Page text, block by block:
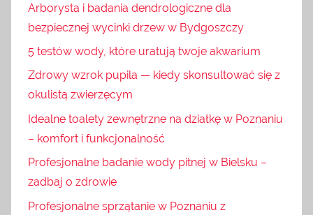
Arborysta i badania dendrologiczne dla
bezpiecznej wycinki drzew w Bydgoszczy
5 testów wody, które uratują twoje akwarium
Zdrowy wzrok pupila — kiedy skonsultować się z
okulistą zwierzęcym
Idealne toalety zewnętrzne na działkę w Poznaniu
– komfort i funkcjonalność
Profesjonalne badanie wody pitnej w Bielsku –
zadbaj o zdrowie
Profesjonalne sprzątanie w Poznaniu z